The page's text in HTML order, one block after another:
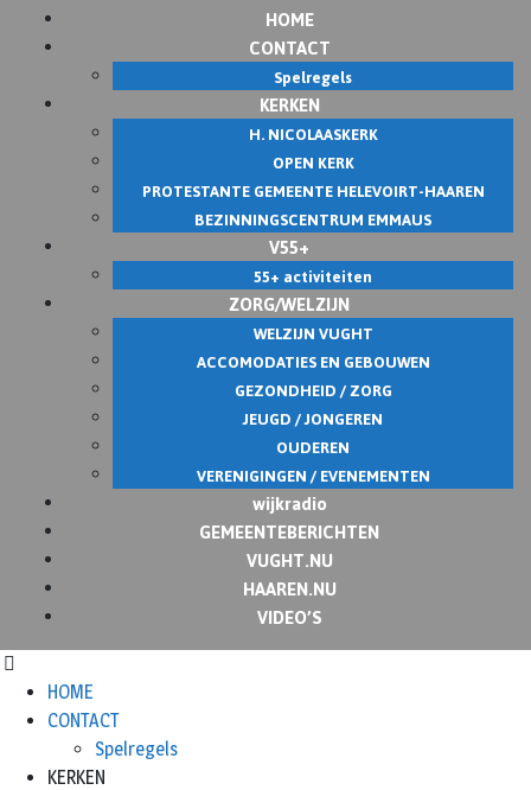
HOME
CONTACT
Spelregels
KERKEN
H. NICOLAASKERK
OPEN KERK
PROTESTANTE GEMEENTE HELEVOIRT-HAAREN
BEZINNINGSCENTRUM EMMAUS
V55+
55+ activiteiten
ZORG/WELZIJN
WELZIJN VUGHT
ACCOMODATIES EN GEBOUWEN
GEZONDHEID / ZORG
JEUGD / JONGEREN
OUDEREN
VERENIGINGEN / EVENEMENTEN
wijkradio
GEMEENTEBERICHTEN
VUGHT.NU
HAAREN.NU
VIDEO’S
HOME
CONTACT
Spelregels
KERKEN